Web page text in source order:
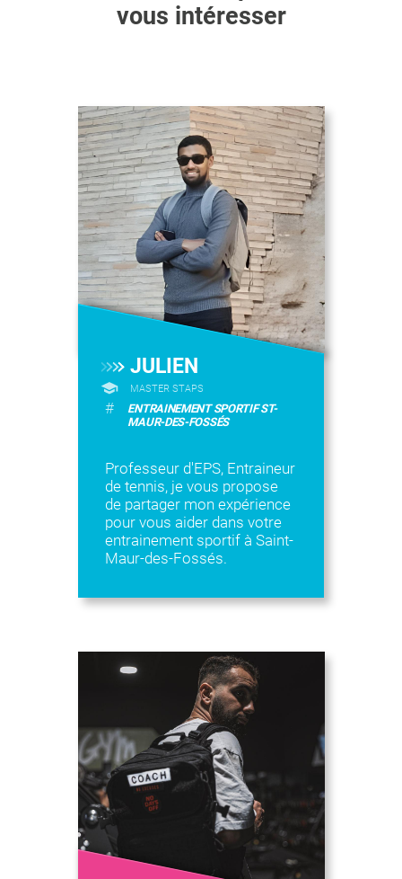
vous intéresser
JULIEN
MASTER STAPS
#
ENTRAINEMENT SPORTIF ST-
MAUR-DES-FOSSÉS
Professeur d'EPS, Entraineur
de tennis, je vous propose
de partager mon expérience
pour vous aider dans votre
entrainement sportif à Saint-
Maur-des-Fossés.